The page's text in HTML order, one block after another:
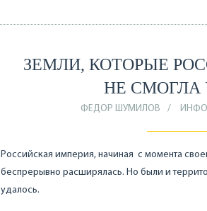
ЗЕМЛИ, КОТОРЫЕ
НЕ СМОГЛА
ФЕДОР ШУМИЛОВ
Российская империя, начиная с момента
беспрерывно расширялась. Но были и
удалось.